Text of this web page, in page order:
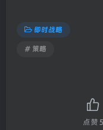
即时战略
# 策略
点赞 5